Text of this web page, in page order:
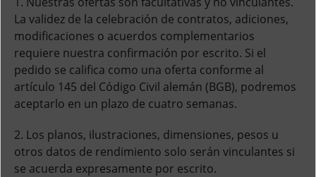
La validez de la celebración de contratos, adiciones,
modificaciones o acuerdos complementarios
requiere nuestra confirmación por escrito. Si el
pedido se califica como una oferta conforme al
artículo 145 del Código Civil alemán (BGB), podremos
aceptarlo en un plazo de cuatro semanas.
2. Los planos, ilustraciones, dimensiones, pesos u
otros datos de rendimiento solo serán vinculantes si
se acuerda expresamente por escrito.